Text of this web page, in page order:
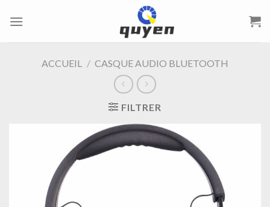
ACCUEIL / CASQUE AUDIO BLUETOOTH
FILTRER